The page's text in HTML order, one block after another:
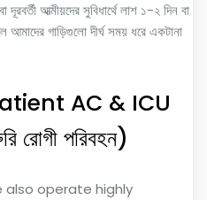
আত্মীয়দের সুবিধার্থে লাশ ১-২ দিন বা
আমাদের গাড়িগুলো দীর্ঘ সময় ধরে একটানা
AC & ICU
পরিবহন)
also operate highly